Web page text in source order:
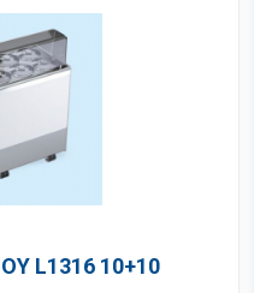
L1316 10+10